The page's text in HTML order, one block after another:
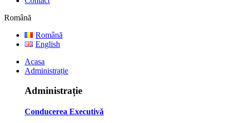
Română
Română
English
Acasa
Administrație
Administrație
Conducerea Executivă